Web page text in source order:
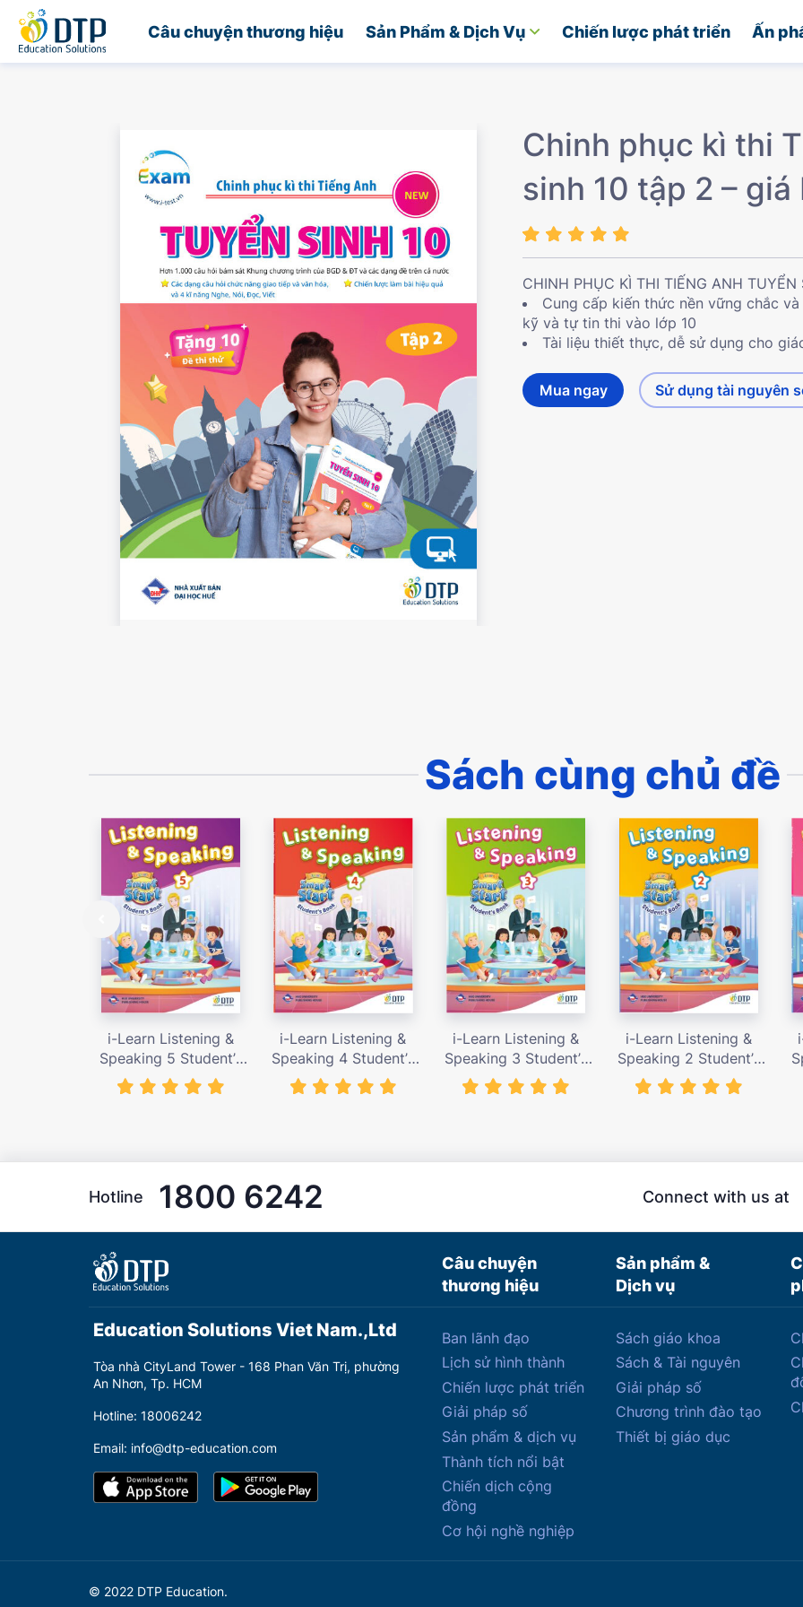
Câu chuyện thương hiệu Sản Phẩm & Dịch Vụ Chiến lược phát triển Ấn
Trang chủ
Chinh phục kì thi
sinh 10 tập 2 –
CHINH PHỤC KÌ THI TIẾNG ANH TUYỂN
Cung cấp kiến thức nền vững chắc
kỹ và tự tin thi vào lớp 10
Tài liệu thiết thực, dễ sử dụng cho
Mua ngay Sử dụng tài nguyên
Sách cùng chủ đề
i-Learn Listening &
Speaking 5 Student’s
Book – giá bán 89,000
vnđ
i-Learn Listening &
Speaking 4 Student’s
Book – giá bán 89,000
vnđ
i-Learn Listening &
Speaking 3 Student’s
Book – giá bán 89,000
vnđ
i-Learn Listening &
Speaking 2 Student’s
Book – giá bán 89,000
vnđ
Hotline 1800 6242 Connect with us at
Câu chuyện
thương hiệu
Sản phẩm &
Dịch vụ
Education Solutions Viet Nam.,Ltd
Tòa nhà CityLand Tower - 168 Phan Văn Trị, phường
An Nhơn, Tp. HCM
Hotline: 18006242
Email: info@dtp-education.com
Ban lãnh đạo
Lịch sử hình thành
Chiến lược phát triển
Giải pháp số
Sản phẩm & dịch vụ
Thành tích nổi bật
Chiến dịch cộng
đồng
Cơ hội nghề nghiệp
Sách giáo khoa
Sách & Tài nguyên
Giải pháp số
Chương trình đào tạo
Thiết bị giáo dục
© 2022 DTP Education.